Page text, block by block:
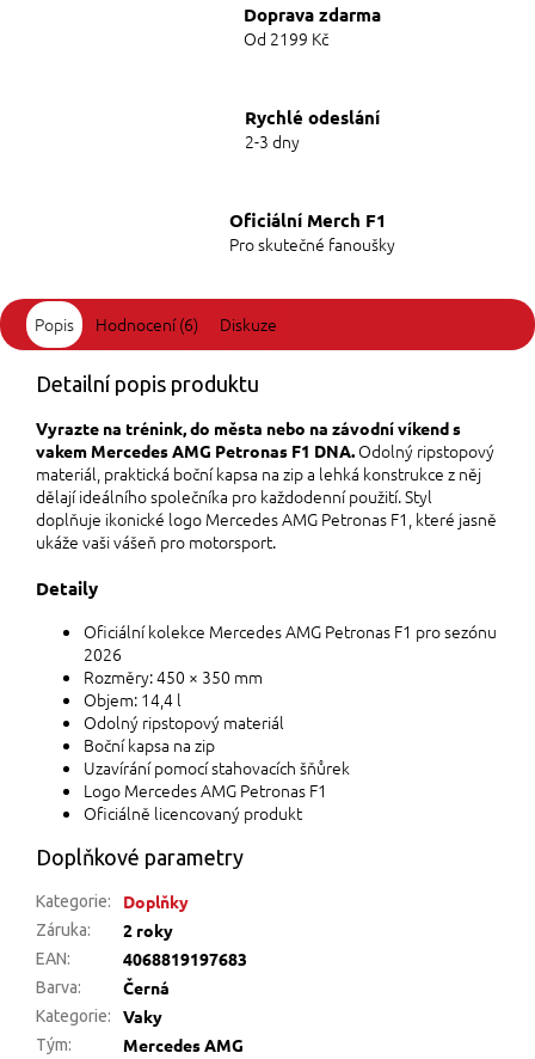
Doprava zdarma
Od 2199 Kč
Rychlé odeslání
2-3 dny
Oficiální Merch F1
Pro skutečné fanoušky
Popis Hodnocení (6) Diskuze
Detailní popis produktu
Vyrazte na trénink, do města nebo na závodní víkend s
vakem Mercedes AMG Petronas F1 DNA. Odolný ripstopový
materiál, praktická boční kapsa na zip a lehká konstrukce z něj
dělají ideálního společníka pro každodenní použití. Styl
doplňuje ikonické logo Mercedes AMG Petronas F1, které jasně
ukáže vaši vášeň pro motorsport.
Detaily
Oficiální kolekce Mercedes AMG Petronas F1 pro sezónu
2026
Rozměry: 450 × 350 mm
Objem: 14,4 l
Odolný ripstopový materiál
Boční kapsa na zip
Uzavírání pomocí stahovacích šňůrek
Logo Mercedes AMG Petronas F1
Oficiálně licencovaný produkt
Doplňkové parametry
Kategorie: Doplňky
Záruka: 2 roky
EAN: 4068819197683
Barva: Černá
Kategorie: Vaky
Tým: Mercedes AMG